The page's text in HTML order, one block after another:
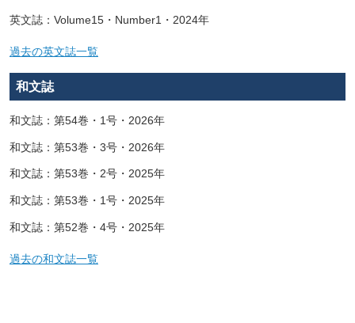
英文誌：Volume15・Number1・2024年
過去の英文誌一覧
和文誌
和文誌：第54巻・1号・2026年
和文誌：第53巻・3号・2026年
和文誌：第53巻・2号・2025年
和文誌：第53巻・1号・2025年
和文誌：第52巻・4号・2025年
過去の和文誌一覧